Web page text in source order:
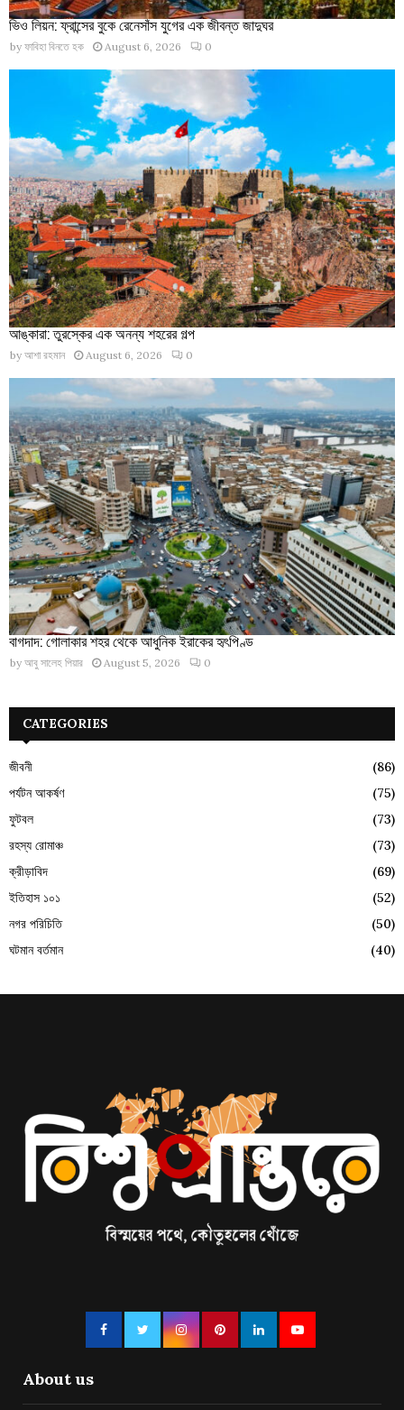
ভিও লিয়ন: ফ্রান্সের বুকে রেনেসাঁস যুগের এক জীবন্ত জাদুঘর
by ফাবিহা বিনতে হক August 6, 2026 0
আঙ্কারা: তুরস্কের এক অনন্য শহরের গল্প
by আশা রহমান August 6, 2026 0
বাগদাদ: গোলাকার শহর থেকে আধুনিক ইরাকের হৃৎপিণ্ড
by আবু সালেহ পিয়ার August 5, 2026 0
CATEGORIES
জীবনী
(86)
পর্যটন আকর্ষণ
(75)
ফুটবল
(73)
রহস্য রোমাঞ্চ
(73)
ক্রীড়াবিদ
(69)
ইতিহাস ১০১
(52)
নগর পরিচিতি
(50)
ঘটমান বর্তমান
(40)
About us